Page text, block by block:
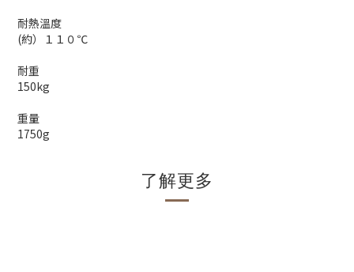
耐熱溫度
(約）１１０℃
耐重
150kg
重量
1750g
了解更多